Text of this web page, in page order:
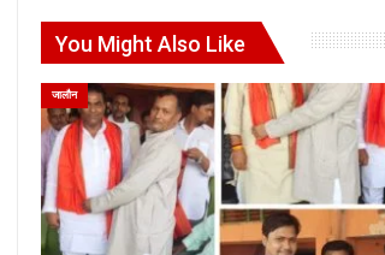
You Might Also Like
जालौन